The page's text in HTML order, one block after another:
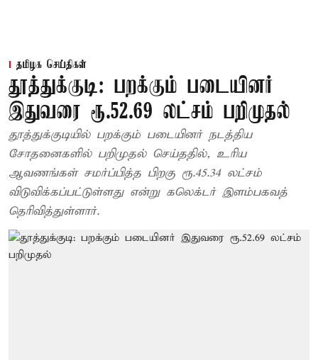
தமிழக செய்திகள்
தூத்துக்குடி: பறக்கும் படையினர்
இதுவரை ரூ.52.69 லட்சம் பறிமுதல்
தூத்துக்குடியில் பறக்கும் படையினர் நடத்திய
சோதனைகளில் பறிமுதல் செய்ததில், உரிய
ஆவணங்கள் சமர்ப்பித்த பிறகு ரூ.45.34 லட்சம்
விடுவிக்கப்பட்டுள்ளது என்று கலெக்டர் இளம்பகவத்
தெரிவித்துள்ளார்.